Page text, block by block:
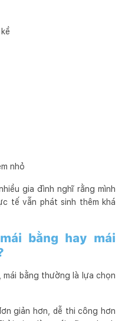
nhỏ
gia đình nghĩ rằng mình
tế vẫn phát sinh thêm khá
bằng hay mái
mái bằng thường là lựa chọn
giản hơn, dễ thi công hơn